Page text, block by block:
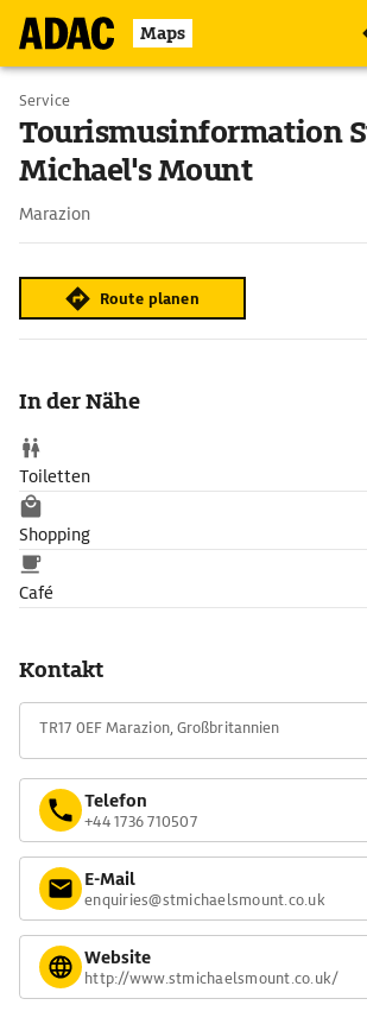
Maps
Service
Tourismusinformation
Michael's Mount
Marazion
Route planen
In der Nähe
Toiletten
Shopping
Café
Kontakt
TR17 0EF Marazion, Großbritannien
Telefon
+44 1736 710507
E-Mail
enquiries@stmichaelsmount.co.uk
Website
http://www.stmichaelsmount.co.uk/